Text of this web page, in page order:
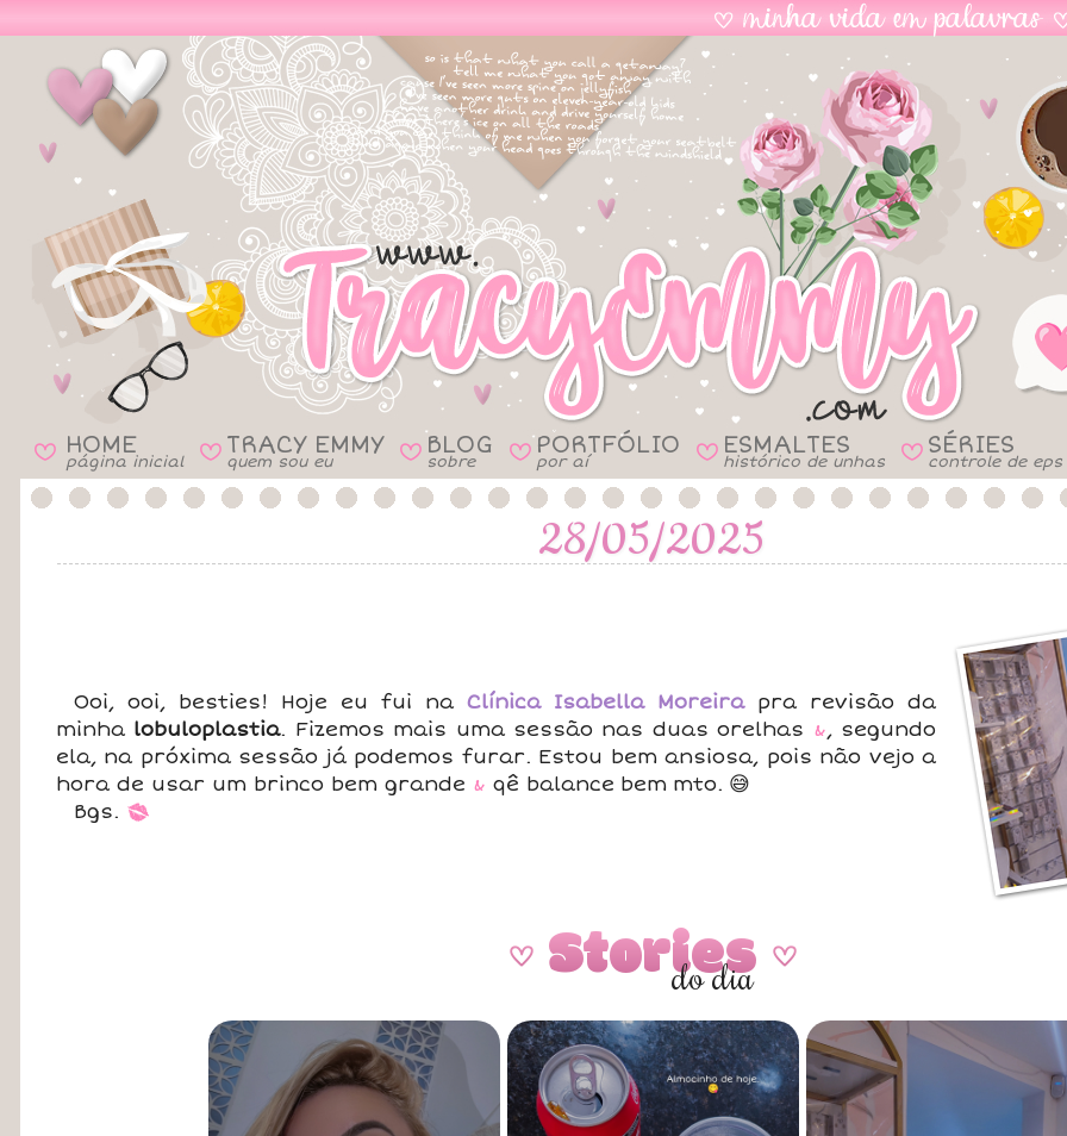
B HOME
página inicial B TRACY EMMY
quem sou eu B BLOG
sobre B PORTFÓLIO
por aí B ESMALTES
histórico de unhas B SÉRIES
controle de eps
28/05/2025
Ooi, ooi, besties! Hoje eu fui na Clínica Isabella Moreirapra revisão da
minha lobuloplastia. Fizemos mais uma sessão nas duas orelhas &, segundo
ela, na próxima sessão já podemos furar. Estou bem ansiosa, pois não vejo a
hora de usar um brinco bem grande & qê balance bem mto. 😅
Bgs. *
A Stories A
do dia